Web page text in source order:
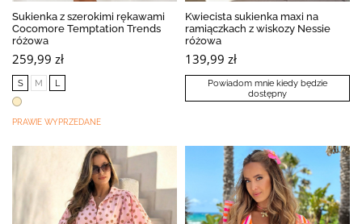
Sukienka z szerokimi rękawami
Cocomore Temptation Trends
różowa
259,99 zł
S M L
PRAWIE WYPRZEDANE
Kwiecista sukienka maxi na
ramiączkach z wiskozy Nessie
różowa
139,99 zł
Powiadom mnie kiedy będzie
dostępny